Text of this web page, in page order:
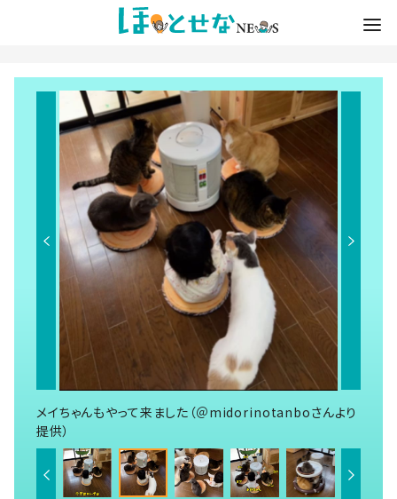
メイちゃんもやって来ました（＠midorinotanboさんより
提供）